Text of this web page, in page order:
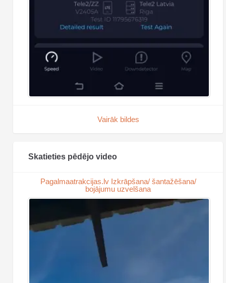
Vairāk bildes
Skatieties pēdējo video
Pagalmaatrakcijas.lv Izkrāpšana/ šantažēšana/
bojājumu uzvelšana